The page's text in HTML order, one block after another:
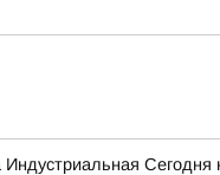
Сегодня